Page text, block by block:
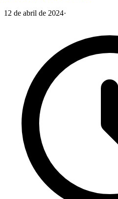
12 de abril de 2024·